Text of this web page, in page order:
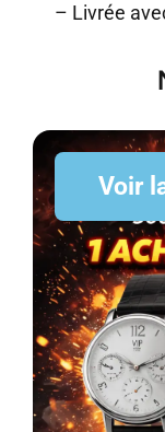
– Livrée
Voir